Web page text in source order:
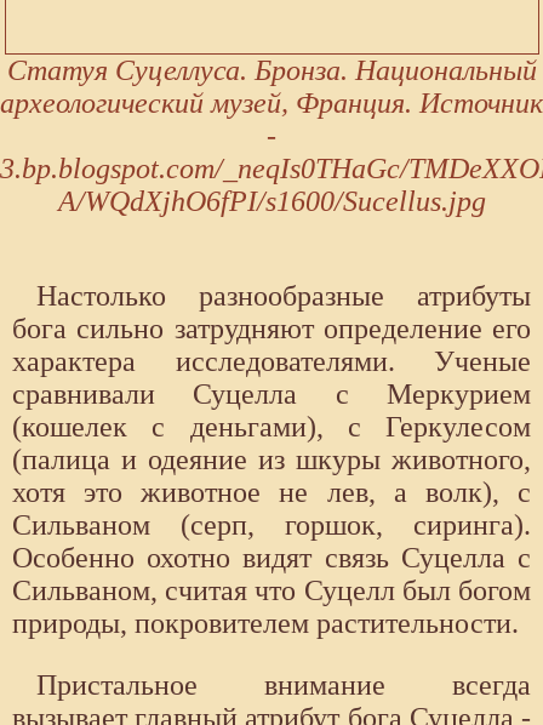
Статуя Суцеллуса. Бронза. Национальный
археологический музей, Франция. Источник
-
3.bp.blogspot.com/_neqIs0THaGc/
A/WQdXjhO6fPI/s1600/Sucellus.jpg
Настолько разнообразные атрибуты
бога сильно затрудняют определение его
характера исследователями. Ученые
сравнивали Суцелла с Меркурием
(кошелек с деньгами), с Геркулесом
(палица и одеяние из шкуры животного,
хотя это животное не лев, а волк), с
Сильваном (серп, горшок, сиринга).
Особенно охотно видят связь Суцелла с
Сильваном, считая что Суцелл был богом
природы, покровителем растительности.
Пристальное внимание всегда
вызывает главный атрибут бога Суцелла -